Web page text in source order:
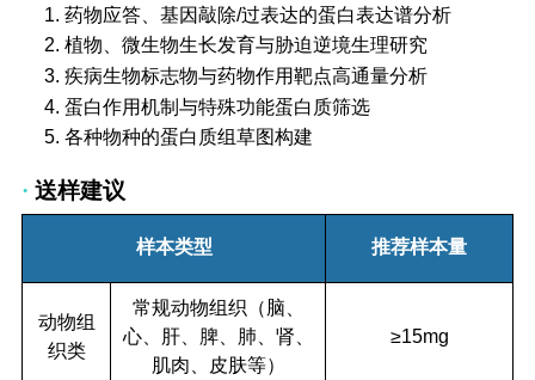
1. 药物应答、基因敲除/过表达的蛋白表达谱分析
2. 植物、微生物生长发育与胁迫逆境生理研究
3. 疾病生物标志物与药物作用靶点高通量分析
4. 蛋白作用机制与特殊功能蛋白质筛选
5. 各种物种的蛋白质组草图构建
· 送样建议
样本类型 推荐样本量
动物组
织类
常规动物组织（脑、
心、肝、脾、肺、肾、
肌肉、皮肤等）
≥15mg